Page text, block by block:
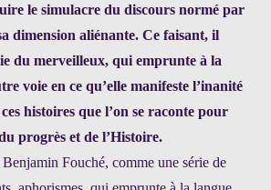
le simulacre du discours normé par
dimension aliénante. Ce faisant, il
du merveilleux, qui emprunte à la
voie en ce qu’elle manifeste l’inanité
histoires que l’on se raconte pour
progrès et de l’Histoire.
Fouché, comme une série de